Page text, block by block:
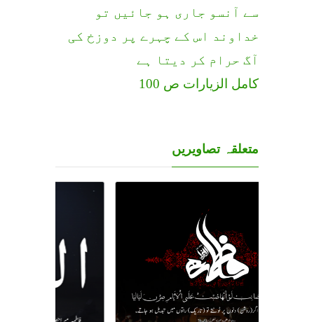
سے آنسو جاری ہو جائیں تو
خداوند اس کے چہرے پر دوزخ کی
آگ حرام کر دیتا ہے
کامل الزیارات ص 100
متعلقہ تصاویریں